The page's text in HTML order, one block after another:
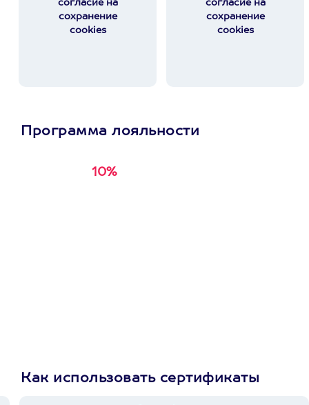
согласие на
сохранение
cookies
согласие на
сохранение
cookies
Программа лояльности
10%
Как использовать сертификаты